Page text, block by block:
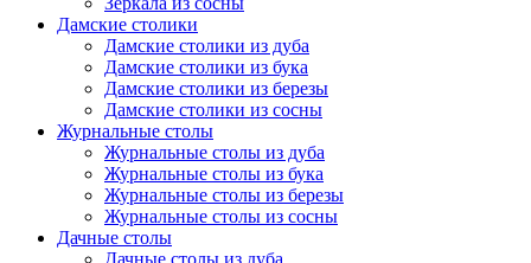
Дамские столики
Дамские столики из дуба
Дамские столики из бука
Дамские столики из березы
Дамские столики из сосны
Журнальные столы
Журнальные столы из дуба
Журнальные столы из бука
Журнальные столы из березы
Журнальные столы из сосны
Дачные столы
Дачные столы из дуба